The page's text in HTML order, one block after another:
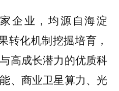
企业，均源自海淀
转化机制挖掘培育，
高成长潜力的优质科
、商业卫星算力、光